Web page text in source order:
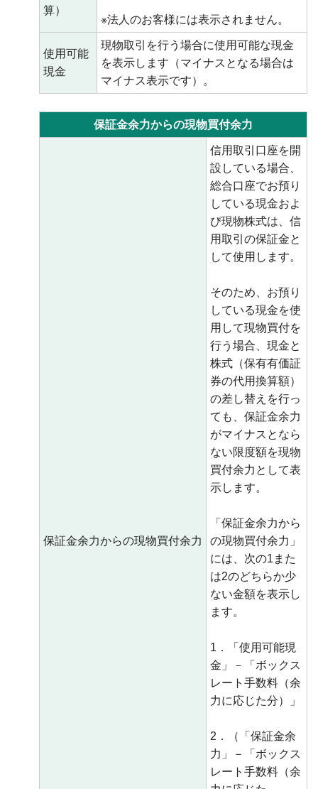
算）
※法人のお客様には表示されません。
使用可能
現金
現物取引を行う場合に使用可能な現金
を表示します（マイナスとなる場合は
マイナス表示です）。
保証金余力からの現物買付余力
保証金余力からの現物買付余力
信用取引口座を開
設している場合、
総合口座でお預り
している現金およ
び現物株式は、信
用取引の保証金と
して使用します。
そのため、お預り
している現金を使
用して現物買付を
行う場合、現金と
株式（保有有価証
券の代用換算額）
の差し替えを行っ
ても、保証金余力
がマイナスとなら
ない限度額を現物
買付余力として表
示します。
「保証金余力から
の現物買付余力」
には、次の1また
は2のどちらか少
ない金額を表示し
ます。
1．「使用可能現
金」－「ボックス
レート手数料（余
力に応じた分）」
2．（「保証金余
力」－「ボックス
レート手数料（余